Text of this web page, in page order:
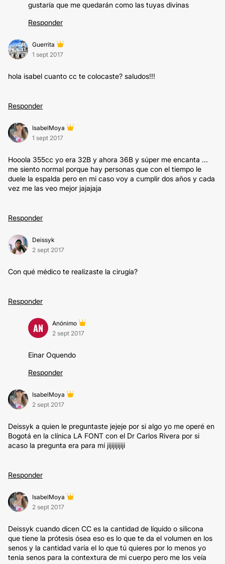
gustaría que me quedarán como las tuyas divinas
Responder
Guerrita
1 sept 2017
hola isabel cuanto cc te colocaste? saludos!!!
Responder
IsabelMoya
1 sept 2017
Hooola 355cc yo era 32B y ahora 36B y súper me encanta ...
me siento normal porque hay personas que con el tiempo le
duele la espalda pero en mi caso voy a cumplir dos años y cada
vez me las veo mejor jajajaja
Responder
Deissyk
2 sept 2017
Con qué médico te realizaste la cirugía?
Responder
AN
Anónimo
2 sept 2017
Einar Oquendo
Responder
IsabelMoya
2 sept 2017
Deissyk a quien le preguntaste jejeje por si algo yo me operé en
Bogotá en la clínica LA FONT con el Dr Carlos Rivera por si
acaso la pregunta era para mí jijijijijiji
Responder
IsabelMoya
2 sept 2017
Deissyk cuando dicen CC es la cantidad de líquido o silicona
que tiene la prótesis ósea eso es lo que te da el volumen en los
senos y la cantidad varía el lo que tú quieres por lo menos yo
tenía senos para la contextura de mi cuerpo pero me los veía